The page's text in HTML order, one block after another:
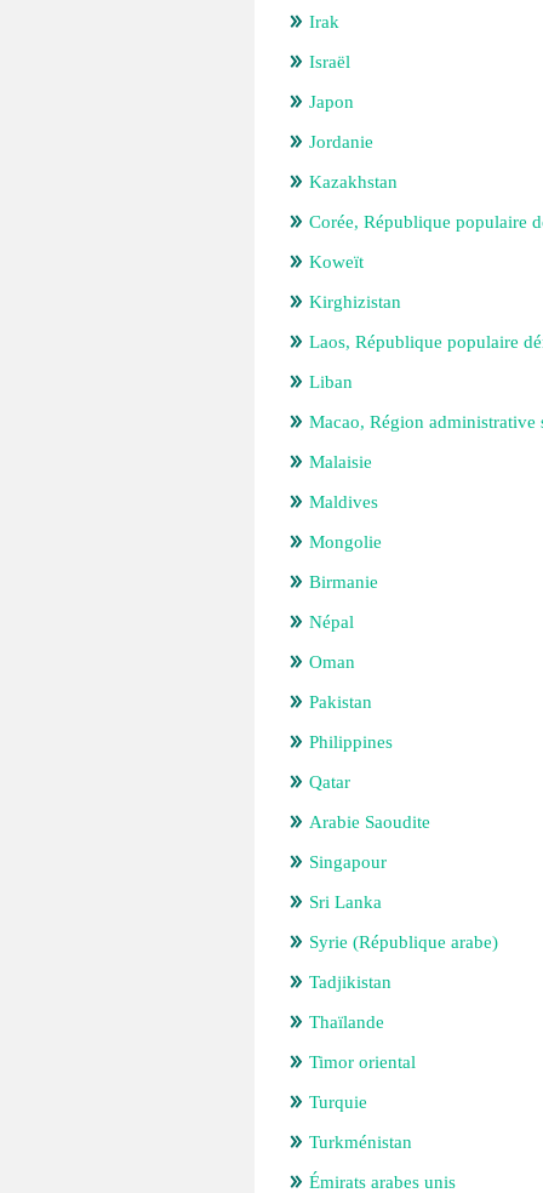
Irak
Israël
Japon
Jordanie
Kazakhstan
Corée, République populaire
Koweït
Kirghizistan
Laos, République populaire
Liban
Macao, Région administrative
Malaisie
Maldives
Mongolie
Birmanie
Népal
Oman
Pakistan
Philippines
Qatar
Arabie Saoudite
Singapour
Sri Lanka
Syrie (République arabe)
Tadjikistan
Thaïlande
Timor oriental
Turquie
Turkménistan
Émirats arabes unis